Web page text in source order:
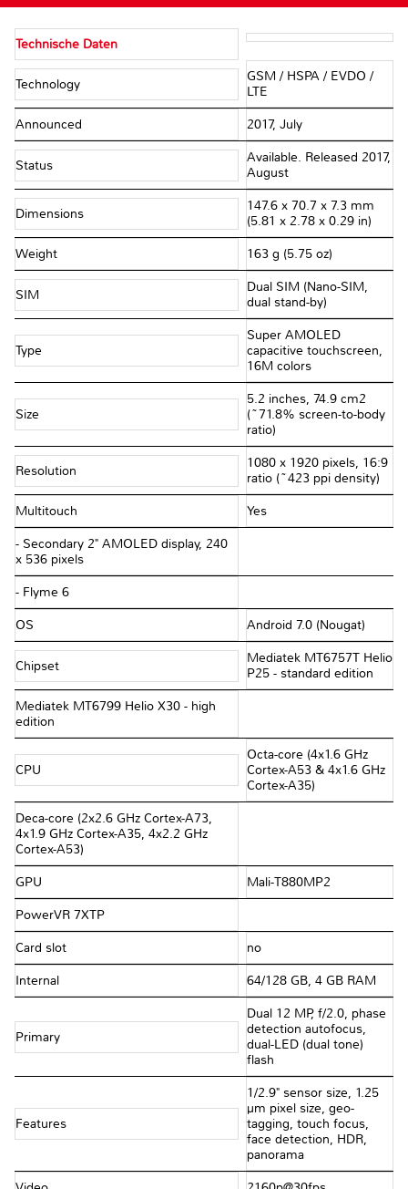
Technische Daten
Technology
GSM / HSPA / EVDO /
LTE
Announced 2017, July
Status
Available. Released 2017,
August
Dimensions
147.6 x 70.7 x 7.3 mm
(5.81 x 2.78 x 0.29 in)
Weight 163 g (5.75 oz)
SIM
Dual SIM (Nano-SIM,
dual stand-by)
Type
Super AMOLED
capacitive touchscreen,
16M colors
Size
5.2 inches, 74.9 cm2
(~71.8% screen-to-body
ratio)
Resolution
1080 x 1920 pixels, 16:9
ratio (~423 ppi density)
Multitouch Yes
- Secondary 2" AMOLED display, 240
x 536 pixels
- Flyme 6
OS Android 7.0 (Nougat)
Chipset
Mediatek MT6757T Helio
P25 - standard edition
Mediatek MT6799 Helio X30 - high
edition
CPU
Octa-core (4x1.6 GHz
Cortex-A53 & 4x1.6 GHz
Cortex-A35)
Deca-core (2x2.6 GHz Cortex-A73,
4x1.9 GHz Cortex-A35, 4x2.2 GHz
Cortex-A53)
GPU Mali-T880MP2
PowerVR 7XTP
Card slot no
Internal 64/128 GB, 4 GB RAM
Primary
Dual 12 MP, f/2.0, phase
detection autofocus,
dual-LED (dual tone)
flash
Features
1/2.9" sensor size, 1.25
µm pixel size, geo-
tagging, touch focus,
face detection, HDR,
panorama